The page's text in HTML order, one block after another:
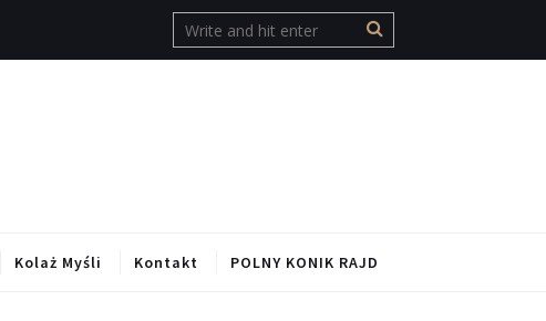
Kolaż Myśli Kontakt POLNY KONIK RAJD